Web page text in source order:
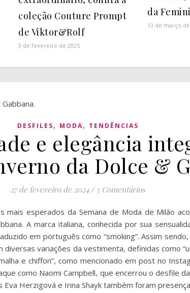
coleção Couture Prompt
de Viktor&Rolf
3 de fevereiro de 2025
da
13 de março
DESFILES, MODA, TENDÊNCIAS
e elegância
da Dolce &
27 de fevereiro de 2024 / 3 Comentários
mais esperados da Semana de Moda de Milão
A marca italiana, conhecida por sua
em português como “smoking”. Assim
variações da vestimenta, definidas como
e chiffon”, como mencionado em post no
como Naomi Campbell, que encerrou o desfile
Eva Herzigová e Irina Shayk também foram